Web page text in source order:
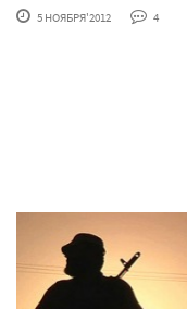
5 НОЯБРЯ'2012 4